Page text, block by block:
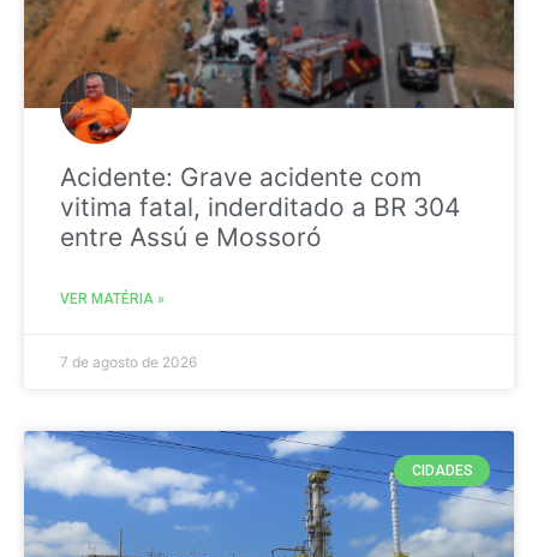
Acidente: Grave acidente com
vitima fatal, inderditado a BR 304
entre Assú e Mossoró
VER MATÉRIA »
7 de agosto de 2026
CIDADES